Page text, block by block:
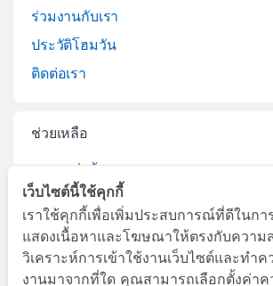
ร่วมงานกับเรา
ประวัติโฮมวัน
ติดต่อเรา
ช่วยเหลือ
บริการจัดส่งสินค้า
เปลี่ยนคืนสินค้า
เว็บไซต์นี้ใช้คุกกี้
เราใช้คุกกี้เพื่อเพิ่มประสบการณ์ที่ดีในกา
แสดงเนื้อหาและโฆษณาให้ตรงกับความ
วิเคราะห์การเข้าใช้งานเว็บไซต์และทำค
งานมาจากที่ใด คุณสามารถเลือกตั้งค่า